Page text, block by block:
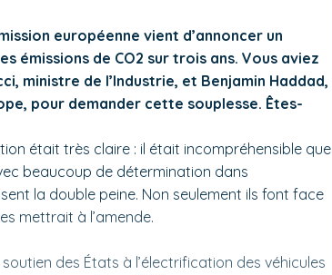
européenne vient d’annoncer un
émissions de CO2 sur trois ans. Vous aviez
ministre de l’Industrie, et Benjamin Haddad,
pour demander cette souplesse. Êtes-
était très claire : il était incompréhensible que
beaucoup de détermination dans
la double peine. Non seulement ils font face
mettrait à l’amende.
des États à l’électrification des véhicules